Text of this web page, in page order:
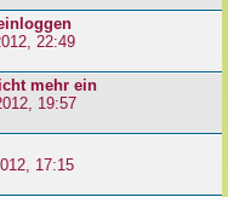
22:49
mehr ein
19:57
17:15